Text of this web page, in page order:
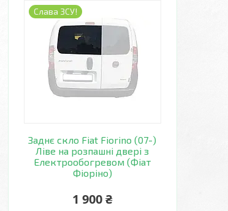
Слава ЗСУ!
Заднє скло Fiat Fiorino (07-)
Ліве на розпашні двері з
Електрообогревом (Фіат
Фіоріно)
1 900 ₴